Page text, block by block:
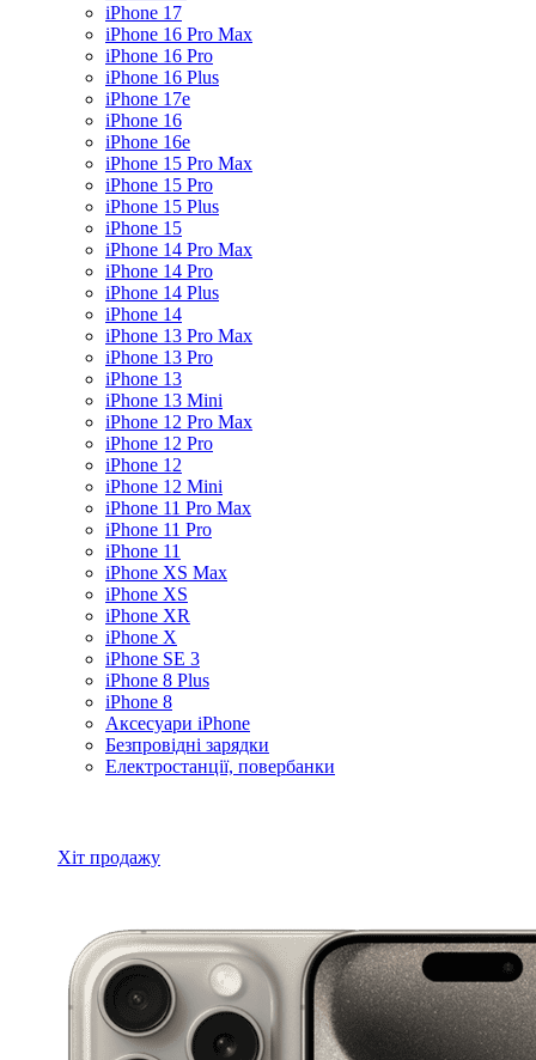
iPhone 17
iPhone 16 Pro Max
iPhone 16 Pro
iPhone 16 Plus
iPhone 17e
iPhone 16
iPhone 16e
iPhone 15 Pro Max
iPhone 15 Pro
iPhone 15 Plus
iPhone 15
iPhone 14 Pro Max
iPhone 14 Pro
iPhone 14 Plus
iPhone 14
iPhone 13 Pro Max
iPhone 13 Pro
iPhone 13
iPhone 13 Mini
iPhone 12 Pro Max
iPhone 12 Pro
iPhone 12
iPhone 12 Mini
iPhone 11 Pro Max
iPhone 11 Pro
iPhone 11
iPhone XS Max
iPhone XS
iPhone XR
iPhone X
iPhone SE 3
iPhone 8 Plus
iPhone 8
Аксесуари iPhone
Безпровідні зарядки
Електростанції, повербанки
Хіт продажу